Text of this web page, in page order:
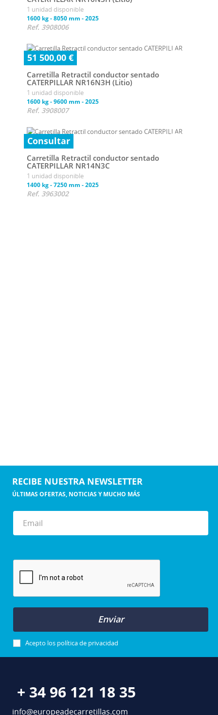
1 unidad disponible
1600 kg-8050 mm -2025
Ref. 3908006
51 500,00 €
Carretilla Retractil conductor sentado
CATERPILLAR NR16N3H (Litio)
1 unidad disponible
1600 kg-9600 mm -2025
Ref. 3908007
Consultar
Carretilla Retractil conductor sentado
CATERPILLAR NR14N3C
1 unidad disponible
1400 kg-7250 mm -2025
Ref. 3963002
RECIBE NUESTRA NEWSLETTER
ÚLTIMAS OFERTAS, NOTICIAS Y MUCHO MÁS
Enviar
Acepto los política de privacidad
+ 34 96 121 18 35
info@europeadecarretillas.com